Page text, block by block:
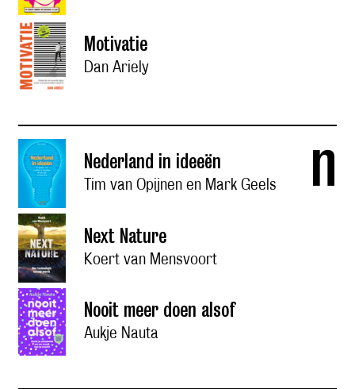
Motivatie
Dan Ariely
n
Nederland in ideeën
Tim van Opijnen en Mark Geels
Next Nature
Koert van Mensvoort
Nooit meer doen alsof
Aukje Nauta